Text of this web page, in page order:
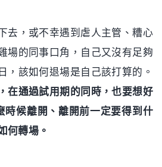
去，或不幸遇到虐人主管、糟心
場的同事口角，自己又沒有足夠
，該如何退場是自己該打算的。
在通過試用期的同時，也要想好
候離開、離開前一定要得到什
何轉場。